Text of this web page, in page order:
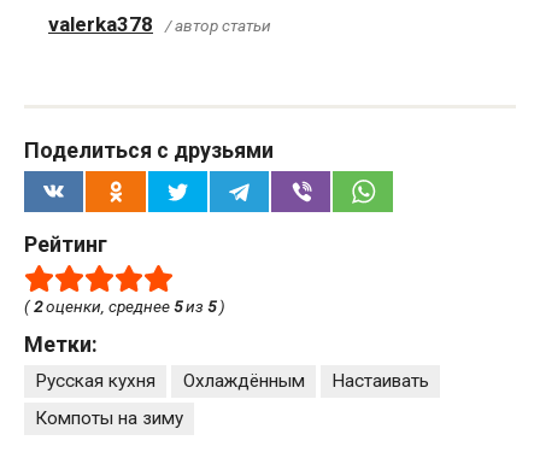
valerka378 / автор статьи
Поделиться с друзьями
Рейтинг
(2оценки, среднее5из 5)
Метки:
Русская кухня Охлаждённым
Настаивать
Компоты на зиму